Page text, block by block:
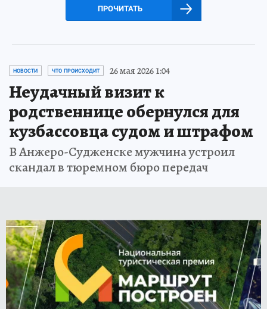
ПРОЧИТАТЬ
НОВОСТИ ЧТО ПРОИСХОДИТ 26 мая 2026 1:04
Неудачный визит к
родственнице обернулся для
кузбассовца судом и штрафом
В Анжеро-Судженске мужчина устроил
скандал в тюремном бюро передач